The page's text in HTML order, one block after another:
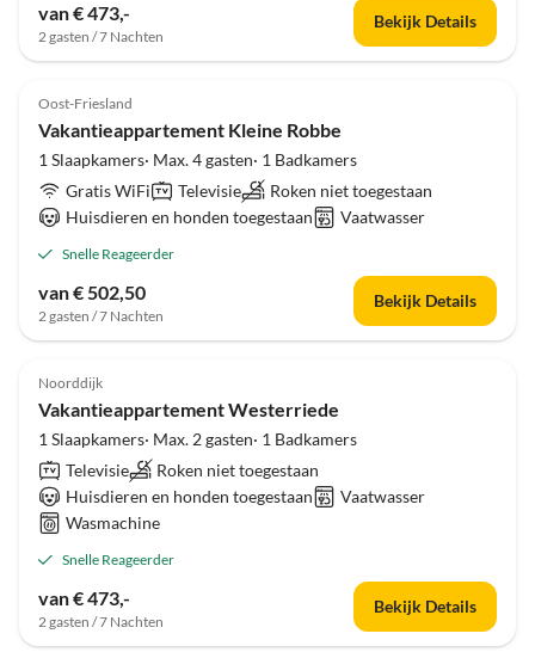
van € 473,-
2 gasten / 7 Nachten
Bekijk Details
Oost-Friesland
Vakantieappartement Kleine Robbe
1 Slaapkamers· Max. 4 gasten· 1 Badkamers
Gratis WiFi
Televisie
Roken niet toegestaan
Huisdieren en honden toegestaan
Vaatwasser
Snelle Reageerder
van € 502,50
2 gasten / 7 Nachten
Bekijk Details
Noorddijk
Vakantieappartement Westerriede
1 Slaapkamers· Max. 2 gasten· 1 Badkamers
Televisie
Roken niet toegestaan
Huisdieren en honden toegestaan
Vaatwasser
Wasmachine
Snelle Reageerder
van € 473,-
2 gasten / 7 Nachten
Bekijk Details